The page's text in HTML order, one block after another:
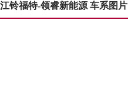
江铃福特-领睿新能源 车系图片